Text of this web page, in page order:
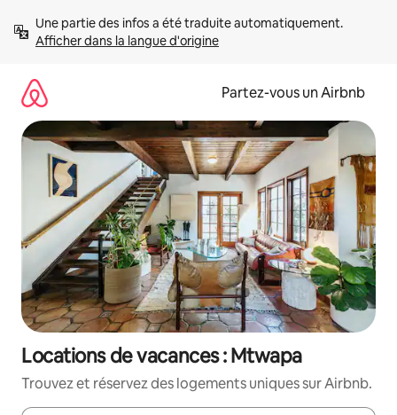
directement
Afficher dans la langue d'origine
Partez-vous un Airbnb
Locations de vacances : Mtwapa
Trouvez et réservez des logements uniques sur Airbnb.